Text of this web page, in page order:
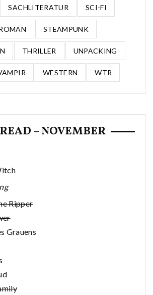
SACHLITERATUR SCI-FI
STEAMPUNK
THRILLER UNPACKING
WESTERN WTR
– NOVEMBER
Ripper
Grauens